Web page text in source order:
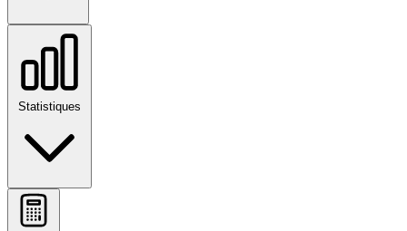
Statistiques